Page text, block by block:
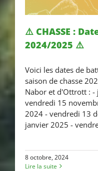
⚠️ CHASSE
⚠️ CHASSE :
2024/2025 ⚠️
Voici les dates de
saison de chasse
Nabor et d'Ottrott :
vendredi 15
2024 - vendredi 13
janvier 2025 -
8 octobre, 2024
Lire la suite